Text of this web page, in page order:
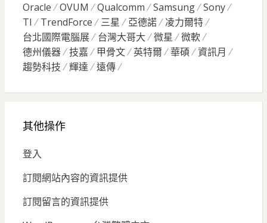
Oracle
OVUM Qualcomm Samsung
Sony
TI
TrendForce 三星 亞德諾
凌力爾特
台北國際電腦展
台灣大哥大 微星
微軟
德州儀器
技嘉 甲骨文 英特爾 華碩
資訊月
趨勢科技
輝達 遠傳
其他操作
登入
訂閱網站內容的資訊提供
訂閱留言的資訊提供